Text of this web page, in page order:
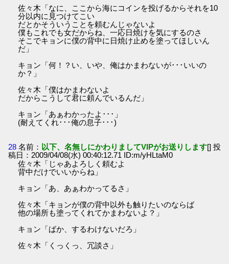
佐々木「なに、ここから海にコインを投げるからそれを10
分以内に見つけてこい
だとかそういうことを頼むんじゃないよ
僕もこれでも女だからね、一応日焼けを気にするのさ
そこでキョンに僕の背中に日焼け止めを塗ってほしいん
だ」
キョン「何！？い、いや、俺はかまわないが･･･いいの
か？」
佐々木「僕はかまわないよ
だからこうして君に頼んでいるんだ」
キョン「あぁわかったよ･･･」
(耐えてくれ･･･俺の息子･･･)
28 名前： 以下、名無しにかわりましてVIPがお送りします[] 投
稿日：2009/04/08(水) 00:40:12.71 ID:m/yHLtaM0
佐々木「じゃあよろしく頼むよ
背中だけでいいからね」
キョン「あ、あぁわかってるさ」
佐々木「キョンが僕の背中以外も触りたいのならば
他の場所も塗ってくれてかまわないよ？」
キョン「ばか、するわけないだろ」
佐々木「くっくっ、冗談さ」